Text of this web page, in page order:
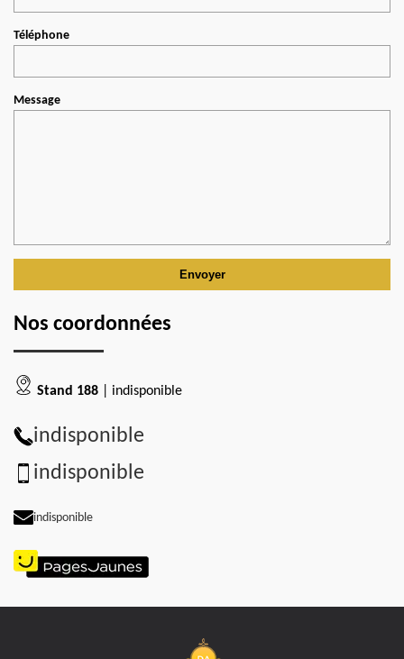
Téléphone
Message
Nos coordonnées
Stand 188 | indisponible
indisponible
indisponible
indisponible